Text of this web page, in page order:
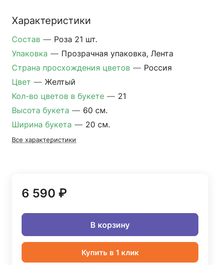
Характеристики
Состав — Роза 21 шт.
Упаковка — Прозрачная упаковка, Лента
Страна просхождения цветов — Россия
Цвет — Желтый
Кол-во цветов в букете — 21
Высота букета — 60 см.
Ширина букета — 20 см.
Все характеристики
6 590 ₽
В корзину
Купить в 1 клик